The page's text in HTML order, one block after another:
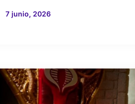
7 junio, 2026